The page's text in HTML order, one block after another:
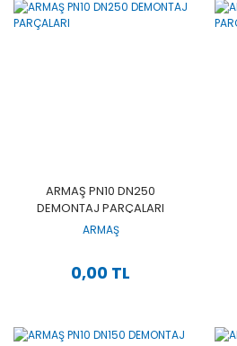
ARMAŞ PN10 DN250
DEMONTAJ PARÇALARI
ARMAŞ
0,00 TL